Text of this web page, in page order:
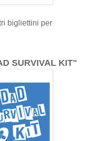
bigliettini per
SURVIVAL KIT"